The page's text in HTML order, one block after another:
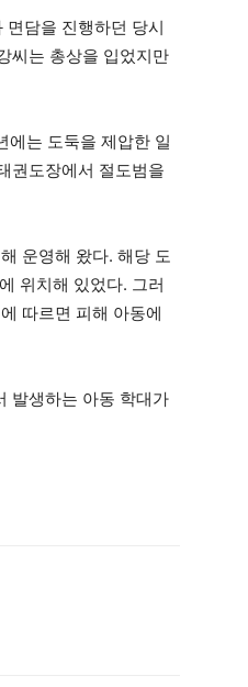
담을 진행하던 당시
씨는 총상을 입었지만
에는 도둑을 제압한 일
권도장에서 절도범을
운영해 왔다. 해당 도
위치해 있었다. 그러
따르면 피해 아동에
발생하는 아동 학대가